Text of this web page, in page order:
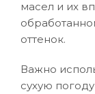
масел и их
оттенок.
Важно
сухую